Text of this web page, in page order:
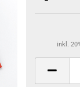
inkl.